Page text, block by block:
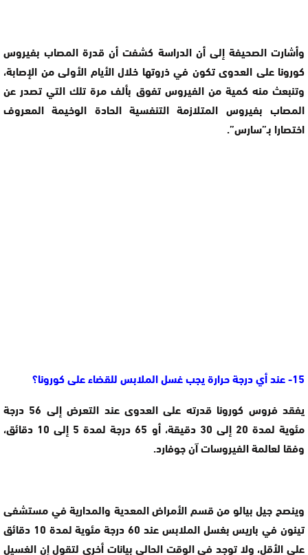
وأشارت الصحيفة إلى أن الدراسة كشفت أن قدرة المصاب بفيروس
كورونا على العدوى تكون في ذروتها خلال الأيام الأولى من الإصابة،
وتنبعث منه كمية من الفيروس تفوق بألف مرة تلك التي تصدر عن
المصاب بفيروس المتلازمة التنفسية الحادة الوخيمة المعروف
اختصارا بـ”سارس”.
15- عند أي درجة حرارة يجب غسل الملابس للقضاء على كورونا؟
يفقد فروس كورونا قدرته على العدوى عند التعرض إلى 56 درجة
مئوية لمدة 20 إلى 30 دقيقة، أو 65 درجة لمدة 5 إلى 10 دقائق،
وفقا لعالمة الفيروسات آن جوفارد.
وينصح جيل بيالو من قسم الأمراض المعدية والمدارية في مستشفى
تينون في باريس بغسل الملابس عند 60 درجة مئوية لمدة 10 دقائق
على الأقل، ولا توجد في الوقت الحالي بيانات أخرى لتقول إن الغسيل